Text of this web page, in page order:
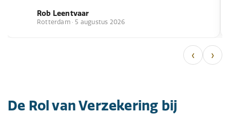
Rob Leentvaar
Rotterdam · 5 augustus 2026
‹ ›
De Rol van Verzekering bij